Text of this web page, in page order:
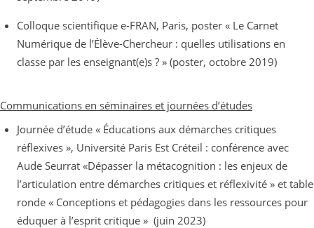
Colloque scientifique e-FRAN, Paris, poster « Le Carnet
Numérique de l’Élève-Chercheur : quelles utilisations en
classe par les enseignant(e)s ? » (poster, octobre 2019)
Communications en séminaires et journées d’études
Journée d’étude « Éducations aux démarches critiques
réflexives », Université Paris Est Créteil : conférence avec
Aude Seurrat «Dépasser la métacognition : les enjeux de
l’articulation entre démarches critiques et réflexivité » et table
ronde « Conceptions et pédagogies dans les ressources pour
éduquer à l’esprit critique » (juin 2023)